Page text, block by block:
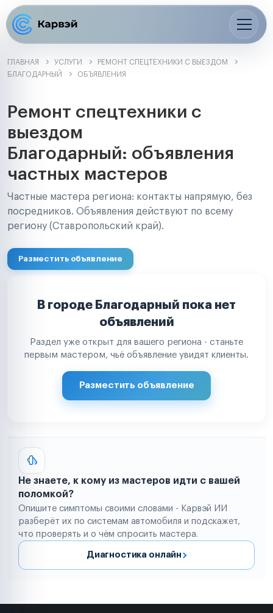
ГЛАВНАЯ УСЛУГИ
РЕМОНТ СПЕЦТЕХНИКИ С ВЫЕЗДОМ
БЛАГОДАРНЫЙ
ОБЪЯВЛЕНИЯ
Ремонт спецтехники с
выездом
Благодарный: объявления
частных мастеров
Частные мастера региона: контакты напрямую, без
посредников. Объявления действуют по всему
региону (Ставропольский край).
Разместить объявление
В городе Благодарный пока нет
объявлений
Раздел уже открыт для вашего региона - станьте
первым мастером, чьё объявление увидят клиенты.
Разместить объявление
Не знаете, к кому из мастеров идти с вашей
поломкой?
Опишите симптомы своими словами - Карвэй ИИ
разберёт их по системам автомобиля и подскажет,
что проверять и о чём спросить мастера.
Диагностика онлайн